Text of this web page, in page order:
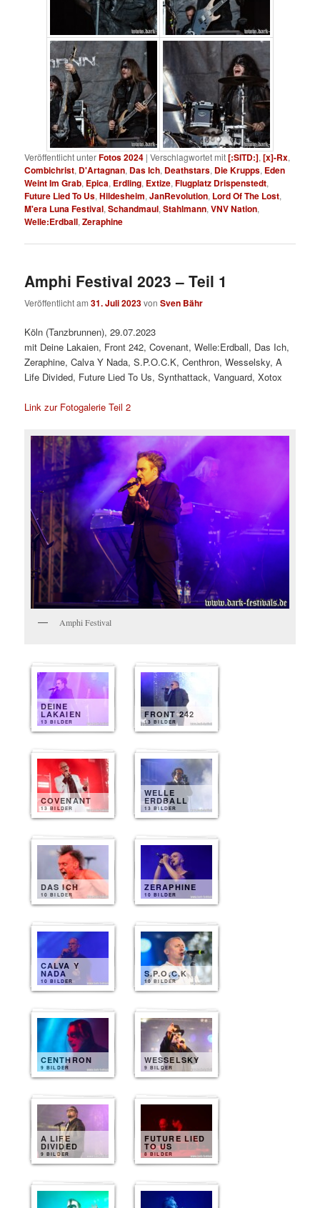
Veröffentlicht unterFotos 2024 |Verschlagwortet mit[:SITD:],[x]-Rx,
Combichrist, D'Artagnan, Das Ich, Deathstars, Die Krupps, Eden
Weint Im Grab, Epica, Erdling, Extize,Flugplatz Drispenstedt,
Future Lied To Us,Hildesheim,JanRevolution, Lord Of The Lost,
M'era Luna Festival,Schandmaul,Stahlmann,VNV Nation,
Welle:Erdball,Zeraphine
Amphi Festival 2023 – Teil 1
Veröffentlicht am31. Juli 2023vonSven Bähr
Köln (Tanzbrunnen), 29.07.2023
mit Deine Lakaien, Front 242, Covenant, Welle:Erdball, Das Ich,
Zeraphine, Calva Y Nada, S.P.O.C.K, Centhron, Wesselsky, A
Life Divided, Future Lied To Us, Synthattack, Vanguard, Xotox
Link zur Fotogalerie Teil 2
Amphi Festival
DEINE
LAKAIEN
13 BILDER
FRONT 242
13 BILDER
COVENANT
13 BILDER
WELLE
ERDBALL
13 BILDER
DAS ICH
10 BILDER
ZERAPHINE
10 BILDER
CALVA Y
NADA
10 BILDER
S.P.O.C.K
10 BILDER
CENTHRON
9 BILDER
WESSELSKY
9 BILDER
A LIFE
DIVIDED
9 BILDER
FUTURE LIED
TO US
8 BILDER